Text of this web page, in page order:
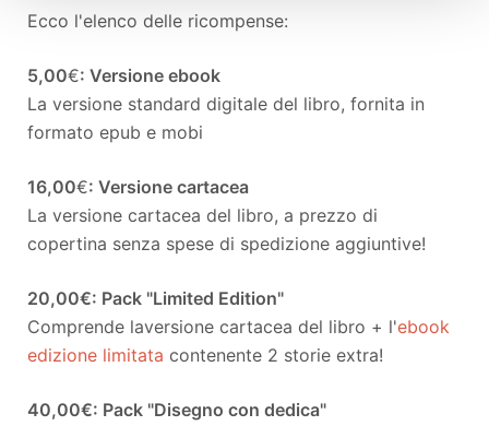
Ecco l'elenco delle ricompense:
5,00€: Versione ebook
La versione standard digitale del libro, fornita in
formato epub e mobi
16,00€: Versione cartacea
La versione cartacea del libro, a prezzo di
copertina senza spese di spedizione aggiuntive!
20,00€: Pack "Limited Edition"
Comprende laversione cartacea del libro + l'ebook
edizione limitata contenente 2 storie extra!
40,00€: Pack "Disegno con dedica"